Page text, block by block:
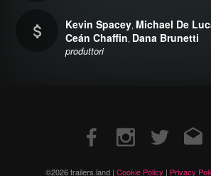
Kevin Spacey, Michael De
Ceán Chaffin, Dana Brunetti
produttori
©2026 trailers.land | Cookie Policy | Privacy